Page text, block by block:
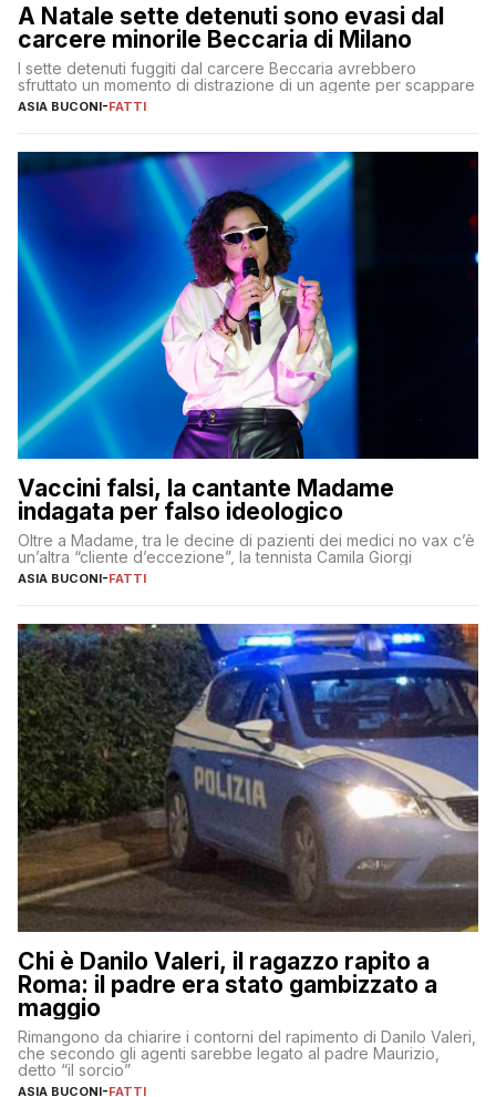
A Natale sette detenuti sono evasi dal
carcere minorile Beccaria di Milano
I sette detenuti fuggiti dal carcere Beccaria avrebbero
sfruttato un momento di distrazione di un agente per scappare
ASIA BUCONI-FATTI
Vaccini falsi, la cantante Madame
indagata per falso ideologico
Oltre a Madame, tra le decine di pazienti dei medici no vax c’è
un’altra “cliente d’eccezione”, la tennista Camila Giorgi
ASIA BUCONI-FATTI
Chi è Danilo Valeri, il ragazzo rapito a
Roma: il padre era stato gambizzato a
maggio
Rimangono da chiarire i contorni del rapimento di Danilo Valeri,
che secondo gli agenti sarebbe legato al padre Maurizio,
detto “il sorcio”
ASIA BUCONI-FATTI